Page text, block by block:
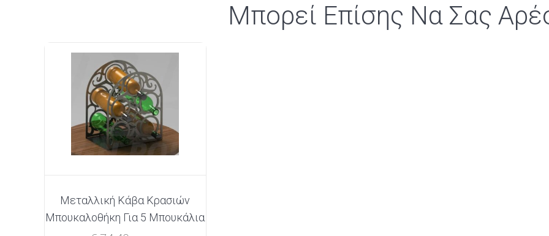
Μπορεί Επίσης Να Σας
Μεταλλική Κάβα Κρασιών
Μπουκαλοθήκη Για 5 Μπουκάλια